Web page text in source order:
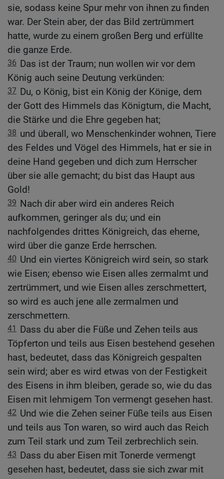
sie, sodass keine Spur mehr von ihnen zu finden
war. Der Stein aber, der das Bild zertrümmert
hatte, wurde zu einem großen Berg und erfüllte
die ganze Erde.
36 Das ist der Traum; nun wollen wir vor dem
König auch seine Deutung verkünden:
37 Du, o König, bist ein König der Könige, dem
der Gott des Himmels das Königtum, die Macht,
die Stärke und die Ehre gegeben hat;
38 und überall, wo Menschenkinder wohnen, Tiere
des Feldes und Vögel des Himmels, hat er sie in
deine Hand gegeben und dich zum Herrscher
über sie alle gemacht; du bist das Haupt aus
Gold!
39 Nach dir aber wird ein anderes Reich
aufkommen, geringer als du; und ein
nachfolgendes drittes Königreich, das eherne,
wird über die ganze Erde herrschen.
40 Und ein viertes Königreich wird sein, so stark
wie Eisen; ebenso wie Eisen alles zermalmt und
zertrümmert, und wie Eisen alles zerschmettert,
so wird es auch jene alle zermalmen und
zerschmettern.
41 Dass du aber die Füße und Zehen teils aus
Töpferton und teils aus Eisen bestehend gesehen
hast, bedeutet, dass das Königreich gespalten
sein wird; aber es wird etwas von der Festigkeit
des Eisens in ihm bleiben, gerade so, wie du das
Eisen mit lehmigem Ton vermengt gesehen hast.
42 Und wie die Zehen seiner Füße teils aus Eisen
und teils aus Ton waren, so wird auch das Reich
zum Teil stark und zum Teil zerbrechlich sein.
43 Dass du aber Eisen mit Tonerde vermengt
gesehen hast, bedeutet, dass sie sich zwar mit